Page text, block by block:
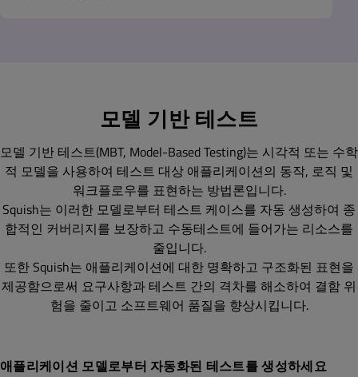
모델 기반 테스트
모델 기반 테스트(MBT, Model-Based Testing)는 시각적 또는 수학
적 모델을 사용하여 테스트 대상 애플리케이션의 동작, 로직 및
워크플로우를 표현하는 방법론입니다.
Squish는 이러한 모델로부터 테스트 케이스를 자동 생성하여 종
합적인 커버리지를 보장하고 수동테스트에 들어가는 리소스를
줄입니다.
또한 Squish는 애플리케이션에 대한 명확하고 구조화된 표현을
제공함으로써 요구사항과 테스트 간의 격차를 해소하여 결함 위
험을 줄이고 소프트웨어 품질을 향상시킵니다.
애플리케이션 모델로부터 자동화된 테스트를 생성하세요